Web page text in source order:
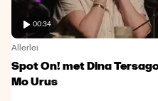
00:34
Allerlei
Spot On! met Dina
Mo Urus